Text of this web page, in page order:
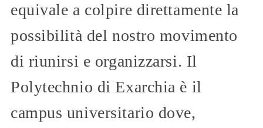
equivale a colpire direttamente la
possibilità del nostro movimento
di riunirsi e organizzarsi. Il
Polytechnio di Exarchia è il
campus universitario dove,